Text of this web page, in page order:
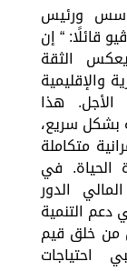
ورئيس
قائلًا: “ إن
الثقة
والإقليمية
الأجل. هذا
بشكل سريع،
متكاملة
الحياة. في
الدور
دعم التنمية
من خلق قيم
احتياجات